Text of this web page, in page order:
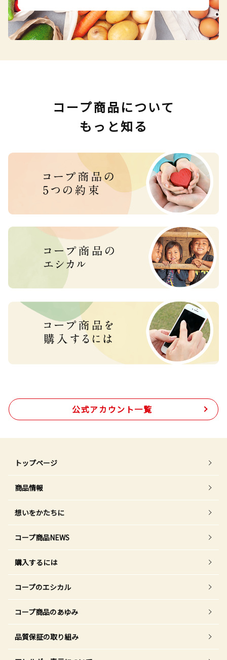
コープ商品について
もっと知る
公式アカウント一覧
トップページ
商品情報
想いをかたちに
コープ商品NEWS
購入するには
コープのエシカル
コープ商品のあゆみ
品質保証の取り組み